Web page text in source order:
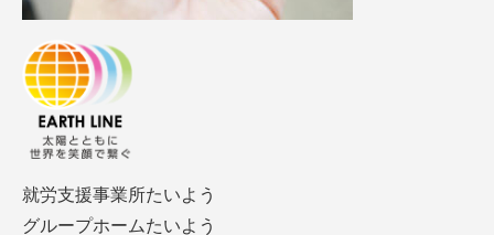
就労支援事業所たいよう
グループホームたいよう